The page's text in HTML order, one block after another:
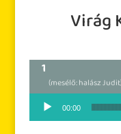
Virág
(mesélő: halász
Audió lejátszó
00:00